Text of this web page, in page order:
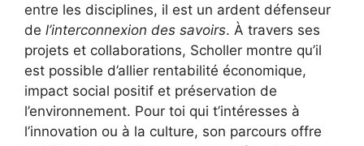
entre les disciplines, il est un ardent défenseur
de l’interconnexion des savoirs. À travers ses
projets et collaborations, Scholler montre qu’il
est possible d’allier rentabilité économique,
impact social positif et préservation de
l’environnement. Pour toi qui t’intéresses à
l’innovation ou à la culture, son parcours offre